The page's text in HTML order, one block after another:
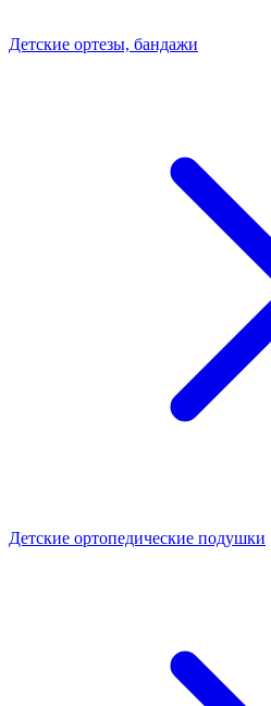
Детские ортезы, бандажи
Детские ортопедические подушки